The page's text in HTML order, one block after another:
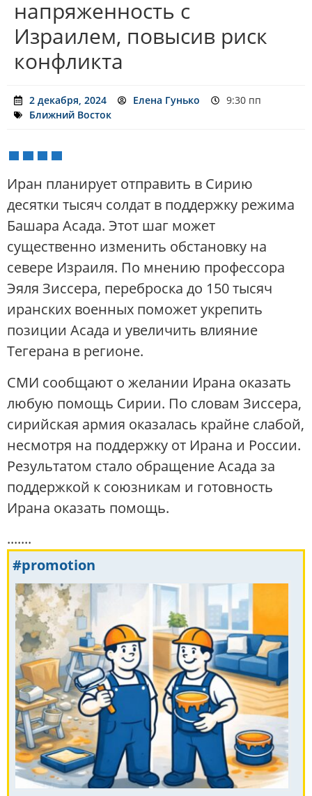
напряженность с
Израилем, повысив риск
конфликта
2 декабря, 2024 Елена Гунько
9:30 пп
Ближний Восток
Иран планирует отправить в Сирию
десятки тысяч солдат в поддержку режима
Башара Асада. Этот шаг может
существенно изменить обстановку на
севере Израиля. По мнению профессора
Эяля Зиссера, переброска до 150 тысяч
иранских военных поможет укрепить
позиции Асада и увеличить влияние
Тегерана в регионе.
СМИ сообщают о желании Ирана оказать
любую помощь Сирии. По словам Зиссера,
сирийская армия оказалась крайне слабой,
несмотря на поддержку от Ирана и России.
Результатом стало обращение Асада за
поддержкой к союзникам и готовность
Ирана оказать помощь.
.......
#promotion